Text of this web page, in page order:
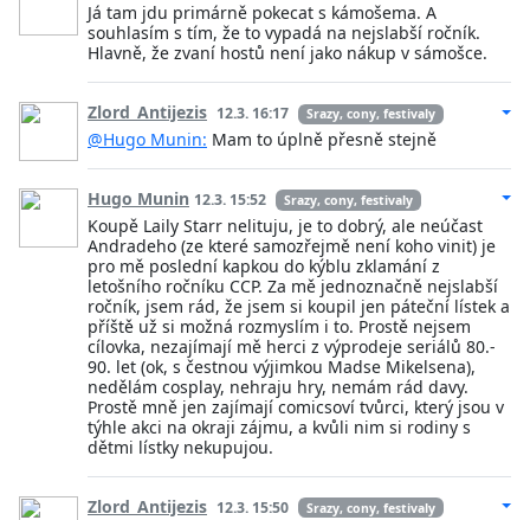
Já tam jdu primárně pokecat s kámošema. A
souhlasím s tím, že to vypadá na nejslabší ročník.
Hlavně, že zvaní hostů není jako nákup v sámošce.
Zlord_Antijezis 12.3. 16:17 Srazy, cony, festivaly
@Hugo Munin: Mam to úplně přesně stejně
Hugo Munin 12.3. 15:52 Srazy, cony, festivaly
Koupě Laily Starr nelituju, je to dobrý, ale neúčast
Andradeho (ze které samozřejmě není koho vinit) je
pro mě poslední kapkou do kýblu zklamání z
letošního ročníku CCP. Za mě jednoznačně nejslabší
ročník, jsem rád, že jsem si koupil jen páteční lístek a
příště už si možná rozmyslím i to. Prostě nejsem
cílovka, nezajímají mě herci z výprodeje seriálů 80.-
90. let (ok, s čestnou výjimkou Madse Mikelsena),
nedělám cosplay, nehraju hry, nemám rád davy.
Prostě mně jen zajímají comicsoví tvůrci, který jsou v
týhle akci na okraji zájmu, a kvůli nim si rodiny s
dětmi lístky nekupujou.
Zlord_Antijezis 12.3. 15:50 Srazy, cony, festivaly